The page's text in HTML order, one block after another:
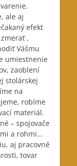
ale aj
efekt
,
Vášmu
umiestnenie
zaoblení
stolárskej
na
robíme
materiál.
– spojovače
a rohmi…
aj pracovné
tovar